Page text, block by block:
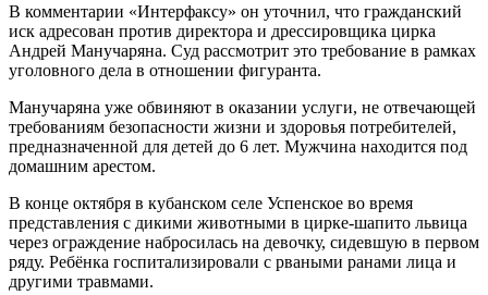
В комментарии «Интерфаксу» он уточнил, что гражданский
иск адресован против директора и дрессировщика цирка
Андрей Манучаряна. Суд рассмотрит это требование в рамках
уголовного дела в отношении фигуранта.
Манучаряна уже обвиняют в оказании услуги, не отвечающей
требованиям безопасности жизни и здоровья потребителей,
предназначенной для детей до 6 лет. Мужчина находится под
домашним арестом.
В конце октября в кубанском селе Успенское во время
представления с дикими животными в цирке-шапито львица
через ограждение набросилась на девочку, сидевшую в первом
ряду. Ребёнка госпитализировали с рваными ранами лица и
другими травмами.